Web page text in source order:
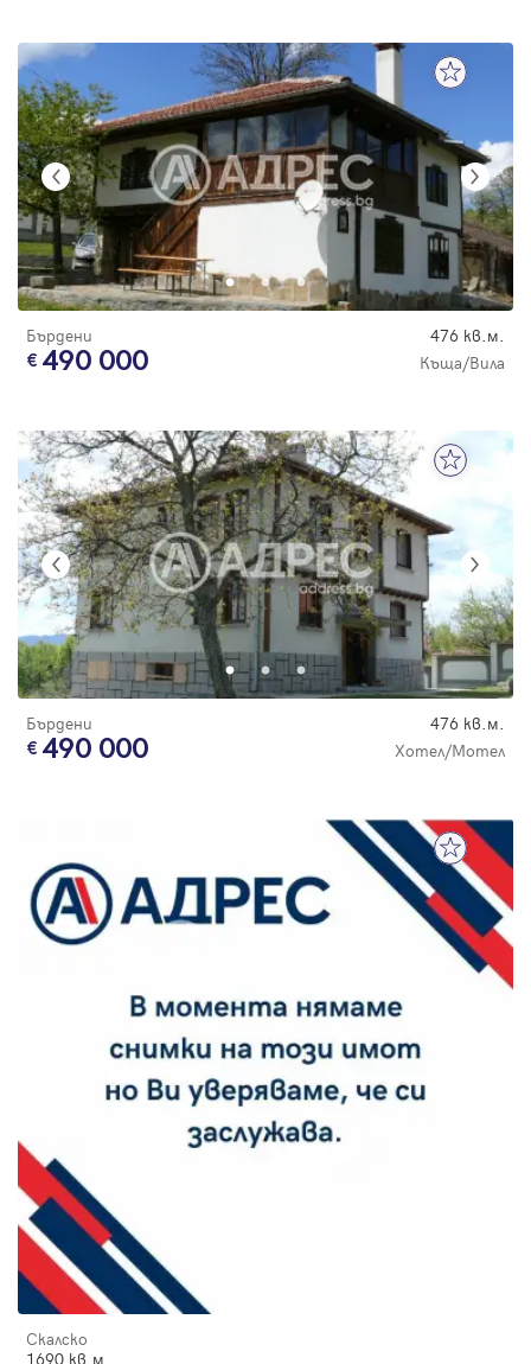
Бърдени 476 кв.м.
490 000 Къща/Вила
Бърдени 476 кв.м.
490 000 Хотел/Мотел
Скалско
1690 кв.м.